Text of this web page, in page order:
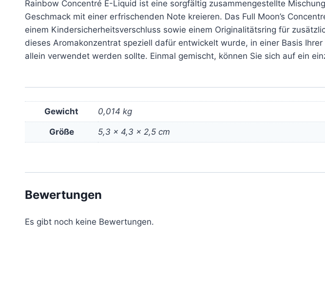
Rainbow Concentré E-Liquid ist eine sorgfältig zusammengestellte
Geschmack mit einer erfrischenden Note kreieren. Das Full Moon’s
einem Kindersicherheitsverschluss sowie einem Originalitätsring für
dieses Aromakonzentrat speziell dafür entwickelt wurde, in einer Basis
allein verwendet werden sollte. Einmal gemischt, können Sie sich auf ein
Gewicht 0,014 kg
Größe 5,3 × 4,3 × 2,5 cm
Bewertungen
Es gibt noch keine Bewertungen.